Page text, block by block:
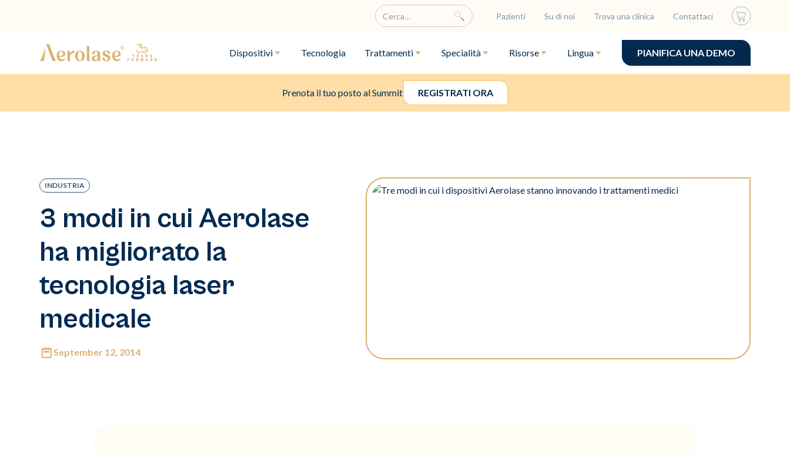
Pazienti Su di noi Trova una clinica Contattaci
Dispositivi Tecnologia Trattamenti Specialità Risorse Lingua PIANIFICA UNA DEMO
Prenota il tuo posto al Summit REGISTRATI ORA
INDUSTRIA
3 modi in cui Aerolase
ha migliorato la
tecnologia laser
medicale
September 12, 2014